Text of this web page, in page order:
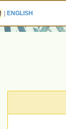
ENGLISH
|